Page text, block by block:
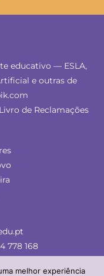
educativo — ESLA,
e outras de
Livro de Reclamações
778 168
melhor experiência